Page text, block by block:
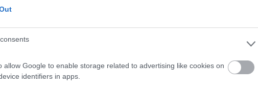
allow Google to enable storage related to advertising like cookies on
identifiers in apps.
Posizione
Laghi (RE) - 22.9km
2/1